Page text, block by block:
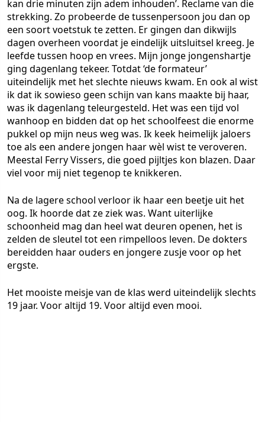
kan drie minuten zijn adem inhouden’. Reclame van die
strekking. Zo probeerde de tussenpersoon jou dan op
een soort voetstuk te zetten. Er gingen dan dikwijls
dagen overheen voordat je eindelijk uitsluitsel kreeg. Je
leefde tussen hoop en vrees. Mijn jonge jongenshartje
ging dagenlang tekeer. Totdat ‘de formateur’
uiteindelijk met het slechte nieuws kwam. En ook al wist
ik dat ik sowieso geen schijn van kans maakte bij haar,
was ik dagenlang teleurgesteld. Het was een tijd vol
wanhoop en bidden dat op het schoolfeest die enorme
pukkel op mijn neus weg was. Ik keek heimelijk jaloers
toe als een andere jongen haar wèl wist te veroveren.
Meestal Ferry Vissers, die goed pijltjes kon blazen. Daar
viel voor mij niet tegenop te knikkeren.
Na de lagere school verloor ik haar een beetje uit het
oog. Ik hoorde dat ze ziek was. Want uiterlijke
schoonheid mag dan heel wat deuren openen, het is
zelden de sleutel tot een rimpelloos leven. De dokters
bereidden haar ouders en jongere zusje voor op het
ergste.
Het mooiste meisje van de klas werd uiteindelijk slechts
19 jaar. Voor altijd 19. Voor altijd even mooi.